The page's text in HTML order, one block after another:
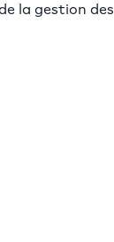
la gestion des